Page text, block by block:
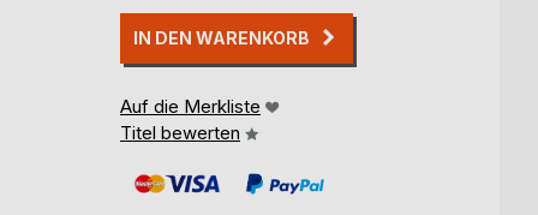
IN DEN WARENKORB
Auf die Merkliste
Titel bewerten